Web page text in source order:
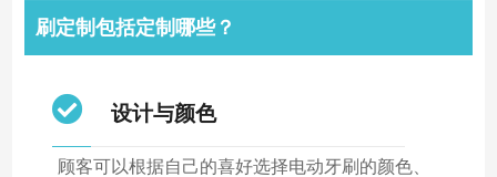
刷定制包括定制哪些？
设计与颜色
顾客可以根据自己的喜好选择电动牙刷的颜色、